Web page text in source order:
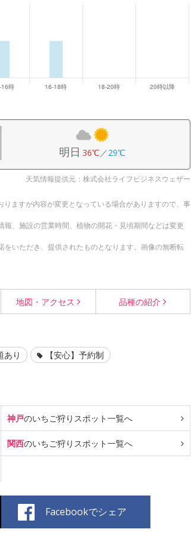
明日 36℃／29℃
天気情報提供元：株式会社ライフビジネスウェザー
ますが内容が変更となっている場合がありますので、事
、施設の営業時間、植物の開花・見頃期間などは変更
いただき、提供されたものとなります。画像の無断転
地図・ アクセス 品種の紹介
あり 【安心】予約制
神戸のいちご狩り スポット一覧へ
関西のいちご狩り スポット一覧へ
Facebookでシェア